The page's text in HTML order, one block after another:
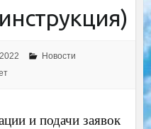
Новости
и подачи заявок